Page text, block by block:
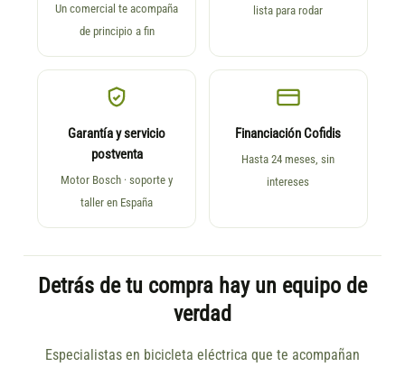
Un comercial te acompaña
de principio a fin
lista para rodar
Garantía y servicio
postventa
Motor Bosch · soporte y
taller en España
Financiación Cofidis
Hasta 24 meses, sin
intereses
Detrás de tu compra hay un equipo de
verdad
Especialistas en bicicleta eléctrica que te acompañan